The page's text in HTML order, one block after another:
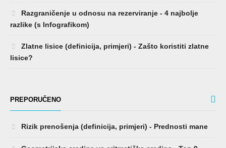
Razgraničenje u odnosu na rezerviranje - 4 najbolje
razlike (s Infografikom)
Zlatne lisice (definicija, primjeri) - Zašto koristiti zlatne
lisice?
PREPORUČENO
Rizik prenošenja (definicija, primjeri) - Prednosti mane